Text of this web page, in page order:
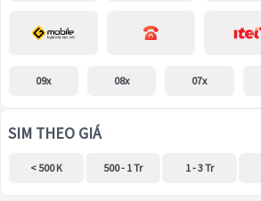
09x 08x 07x
SIM THEO GIÁ
< 500 K 500 - 1 Tr 1 - 3 Tr